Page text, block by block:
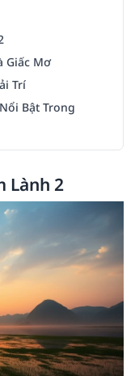
Giấc Mơ
Trí
Bật Trong
Lành 2